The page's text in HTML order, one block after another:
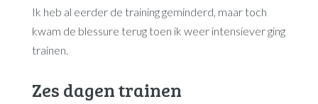
Ik heb al eerder de training geminderd, maar toch
kwam de blessure terug toen ik weer intensiever ging
trainen.
Zes dagen trainen